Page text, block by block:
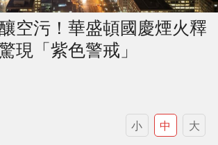
空污！華盛頓國慶煙火釋
「紫色警戒」
小 中 大